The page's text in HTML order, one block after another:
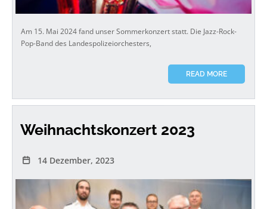
Am 15. Mai 2024 fand unser Sommerkonzert statt. Die Jazz-Rock-
Pop-Band des Landespolizeiorchesters,
READ MORE
Weihnachtskonzert 2023
14 Dezember, 2023